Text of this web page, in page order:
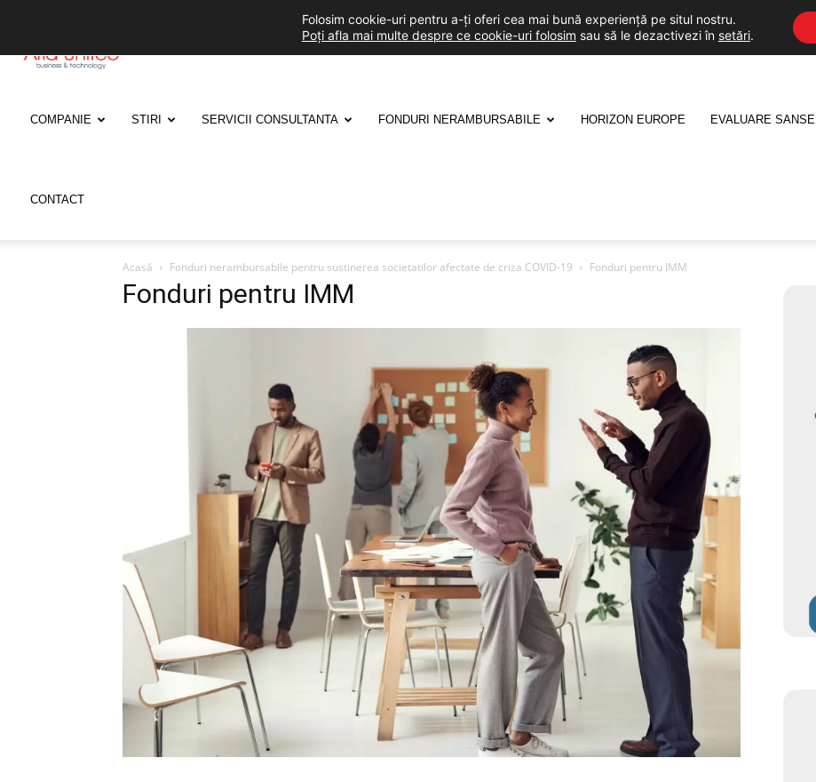
UNITED
COMPANIE STIRI SERVICII CONSULTANTA FONDURI NERAMBURSABILE HORIZON EUROPE EVALUARE
CONTACT
Acasă Fonduri nerambursabile pentru sustinerea societatilor afectate de criza COVID-19 Fonduri pentru IMM
Fonduri pentru IMM
Folosim cookie-uri pentru a-ți oferi cea mai bună experiență pe situl nostru.
Poți afla mai multe despre ce cookie-uri folosim sau să le dezactivezi în setări.